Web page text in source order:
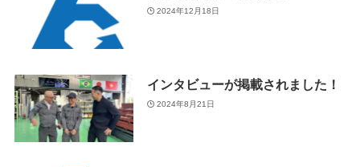
2024年12月18日
インタビューが掲載されました！
2024年8月21日